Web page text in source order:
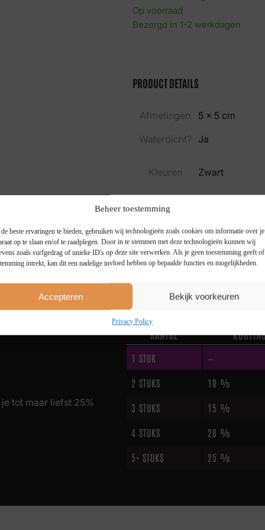
Beheer toestemming
beste ervaringen te bieden, gebruiken wij technologieën zoals cookies om informatie over je
op te slaan en/of te raadplegen. Door in te stemmen met deze technologieën kunnen wij
zoals surfgedrag of unieke ID's op deze site verwerken. Als je geen toestemming geeft
intrekt, kan dit een nadelige invloed hebben op bepaalde functies en mogelijkheden.
Accepteren Bekijk voorkeuren
Privacy Policy
Op voorraad
Bezorgd in 1-2 werkdagen
PRODUCT DETAILS
Afmetingen
5 × 5 cm
Waterdicht?
Ja
Kleuren Zwart
Duur tatoeage
tot maar liefst 25%
AANTAL
1 STUK —
2 STUKS 10 %
3 STUKS 15 %
4 STUKS 20 %
5+ STUKS 25 %